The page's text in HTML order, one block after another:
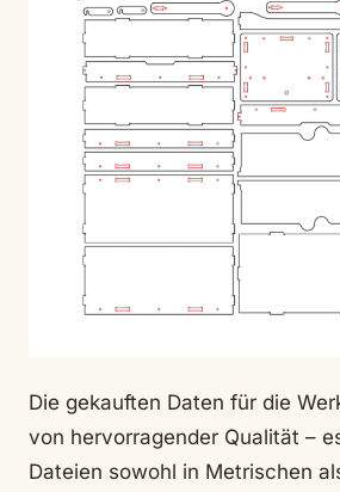
Die gekauften Daten für die
von hervorragender Qualität –
Dateien sowohl in Metrischen